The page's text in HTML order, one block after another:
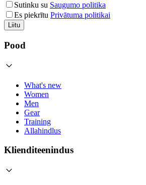
Sutinku su Saugumo politika
Es piekrītu Privātuma politikai
Liitu
Pood
What's new
Women
Men
Gear
Training
Allahindlus
Klienditeenindus